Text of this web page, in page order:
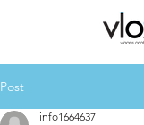
Post
info1664637